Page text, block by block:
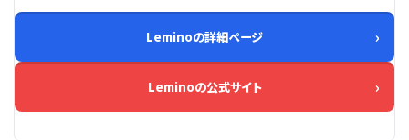
Leminoの詳細ページ
Leminoの公式サイト